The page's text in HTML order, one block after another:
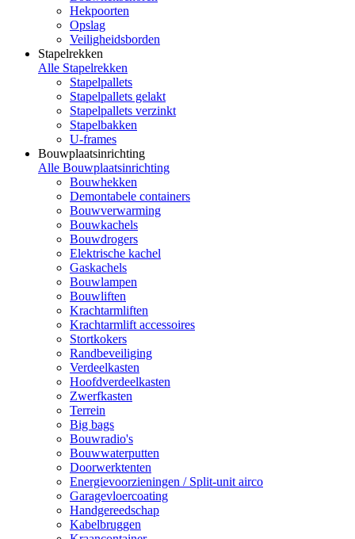
Hekpoorten
Opslag
Veiligheidsborden
Stapelrekken
Alle Stapelrekken
Stapelpallets
Stapelpallets gelakt
Stapelpallets verzinkt
Stapelbakken
U-frames
Bouwplaatsinrichting
Alle Bouwplaatsinrichting
Bouwhekken
Demontabele containers
Bouwverwarming
Bouwkachels
Bouwdrogers
Elektrische kachel
Gaskachels
Bouwlampen
Bouwliften
Krachtarmliften
Krachtarmlift accessoires
Stortkokers
Randbeveiliging
Verdeelkasten
Hoofdverdeelkasten
Zwerfkasten
Terrein
Big bags
Bouwradio's
Bouwwaterputten
Doorwerktenten
Energievoorzieningen / Split-unit airco
Garagevloercoating
Handgereedschap
Kabelbruggen